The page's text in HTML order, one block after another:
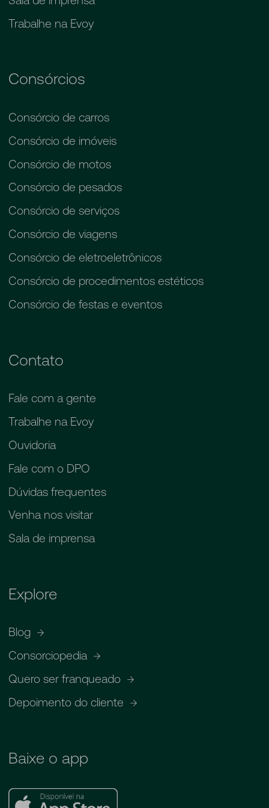
Trabalhe na Evoy
Consórcios
Consórcio de carros
Consórcio de imóveis
Consórcio de motos
Consórcio de pesados
Consórcio de serviços
Consórcio de viagens
Consórcio de eletroeletrônicos
Consórcio de procedimentos estéticos
Consórcio de festas e eventos
Contato
Fale com a gente
Trabalhe na Evoy
Ouvidoria
Fale com o DPO
Dúvidas frequentes
Venha nos visitar
Sala de imprensa
Explore
Blog
Consorciopedia
Quero ser franqueado
Depoimento do cliente
Baixe o app
Apple